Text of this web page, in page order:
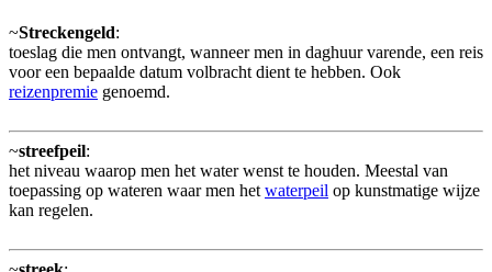
~Streckengeld:
toeslag die men ontvangt, wanneer men in daghuur varende, een reis
voor een bepaalde datum volbracht dient te hebben. Ook
reizenpremie genoemd.
~streefpeil:
het niveau waarop men het water wenst te houden. Meestal van
toepassing op wateren waar men het waterpeil op kunstmatige wijze
kan regelen.